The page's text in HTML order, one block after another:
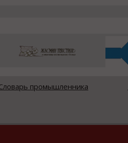
промышленника